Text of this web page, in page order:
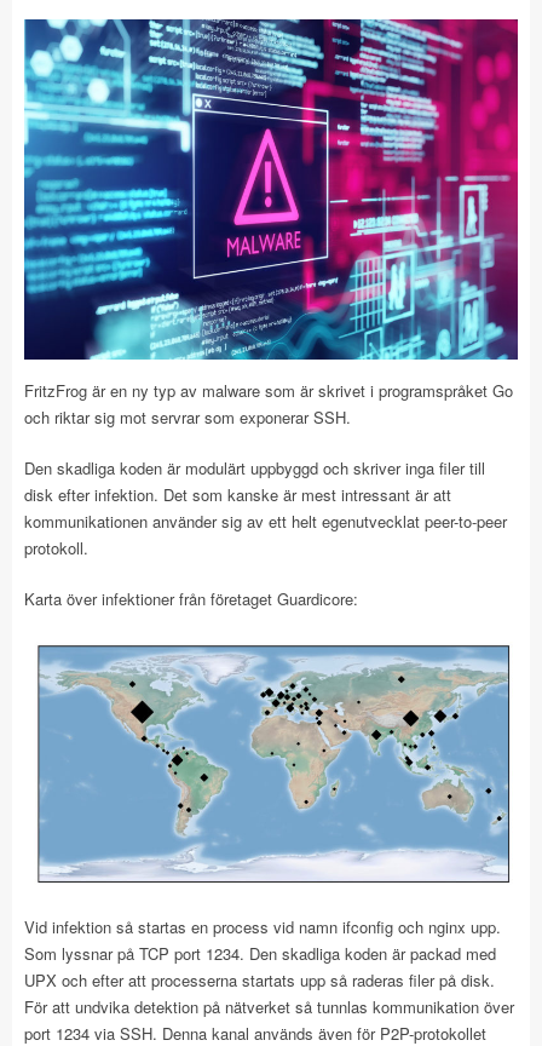
FritzFrog är en ny typ av malware som är skrivet i programspråket Go
och riktar sig mot servrar som exponerar SSH.
Den skadliga koden är modulärt uppbyggd och skriver inga filer till
disk efter infektion. Det som kanske är mest intressant är att
kommunikationen använder sig av ett helt egenutvecklat peer-to-peer
protokoll.
Karta över infektioner från företaget Guardicore:
Vid infektion så startas en process vid namn ifconfig och nginx upp.
Som lyssnar på TCP port 1234. Den skadliga koden är packad med
UPX och efter att processerna startats upp så raderas filer på disk.
För att undvika detektion på nätverket så tunnlas kommunikation över
port 1234 via SSH. Denna kanal används även för P2P-protokollet